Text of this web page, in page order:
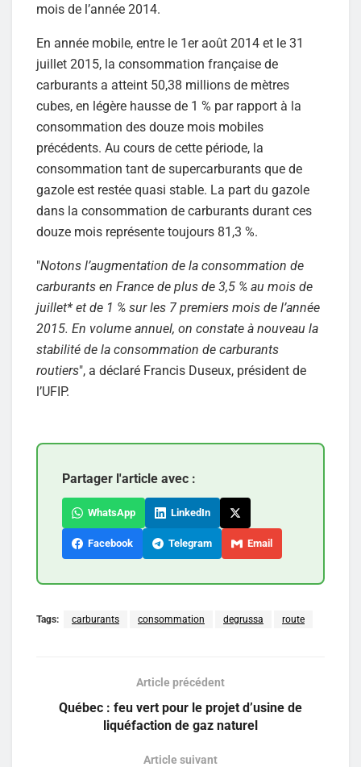
mois de l’année 2014.
En année mobile, entre le 1er août 2014 et le 31
juillet 2015, la consommation française de
carburants a atteint 50,38 millions de mètres
cubes, en légère hausse de 1 % par rapport à la
consommation des douze mois mobiles
précédents. Au cours de cette période, la
consommation tant de supercarburants que de
gazole est restée quasi stable. La part du gazole
dans la consommation de carburants durant ces
douze mois représente toujours 81,3 %.
"Notons l’augmentation de la consommation de
carburants en France de plus de 3,5 % au mois de
juillet* et de 1 % sur les 7 premiers mois de l’année
2015. En volume annuel, on constate à nouveau la
stabilité de la consommation de carburants
routiers", a déclaré Francis Duseux, président de
l’UFIP.
Partager l'article avec :
WhatsApp LinkedIn
Facebook Telegram Email
Tags: carburants consommation degrussa route
Article précédent
Québec : feu vert pour le projet d’usine de
liquéfaction de gaz naturel
Article suivant